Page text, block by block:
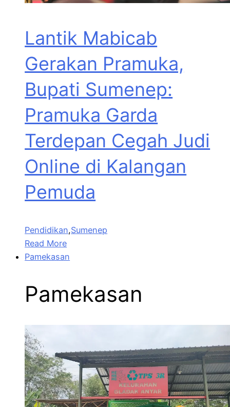
Lantik Mabicab
Gerakan Pramuka,
Bupati Sumenep:
Pramuka Garda
Terdepan Cegah Judi
Online di Kalangan
Pemuda
Pendidikan,Sumenep
Read More
Pamekasan
Pamekasan